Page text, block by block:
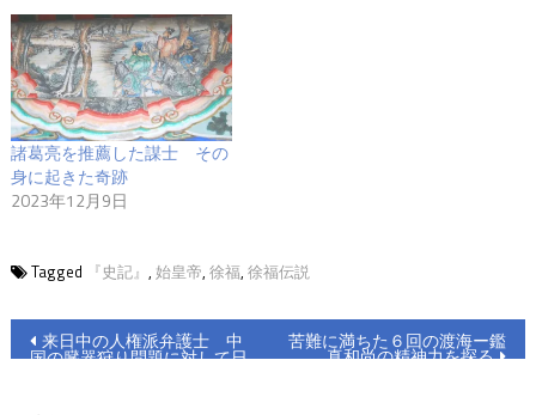
諸葛亮を推薦した謀士 その
身に起きた奇跡
2023年12月9日
Tagged 『史記』 , 始皇帝, 徐福, 徐福伝説
投来日中の人権派弁護士 中
国の臓器狩り問題に対して日
苦難に満ちた６回の渡海ー鑑
真和尚の精神力を探る